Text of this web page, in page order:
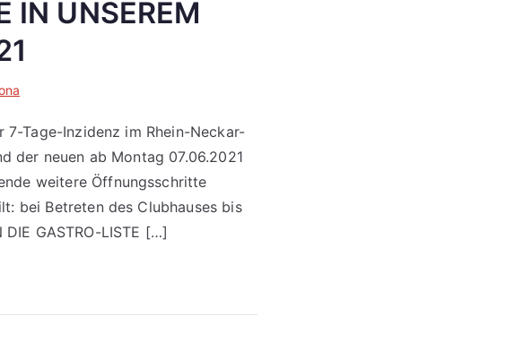
IN UNSEREM
Tage-Inzidenz im Rhein-Neckar-
der neuen ab Montag 07.06.2021
weitere Öffnungsschritte
bei Betreten des Clubhauses bis
DIE GASTRO-LISTE […]